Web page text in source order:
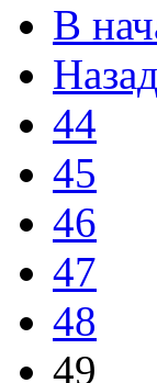
В
Назад
44
45
46
47
48
49